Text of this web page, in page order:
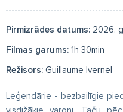
Pirmizrādes datums: 2026.
Filmas garums: 1h 30min
Režisors: Guillaume Ivernel
Leģendārie - bezbailīgie